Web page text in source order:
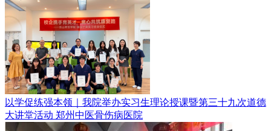
以学促练强本领｜我院举办实习生理论授课暨第三十九次道德
大讲堂活动 郑州中医骨伤病医院